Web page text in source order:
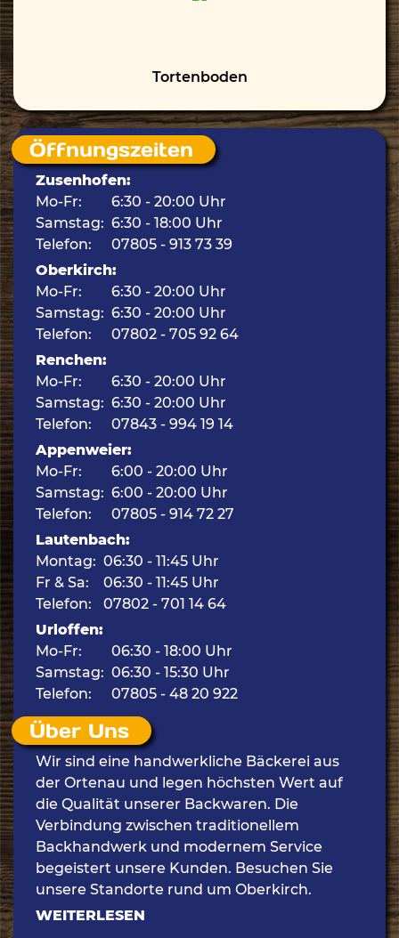
Tortenboden
Öffnungszeiten
Zusenhofen:
Mo-Fr:
Samstag:
Telefon:
6:30 - 20:00 Uhr
6:30 - 18:00 Uhr
07805 - 913 73 39
Oberkirch:
Mo-Fr:
Samstag:
Telefon:
6:30 - 20:00 Uhr
6:30 - 20:00 Uhr
07802 - 705 92 64
Renchen:
Mo-Fr:
Samstag:
Telefon:
6:30 - 20:00 Uhr
6:30 - 20:00 Uhr
07843 - 994 19 14
Appenweier:
Mo-Fr:
Samstag:
Telefon:
6:00 - 20:00 Uhr
6:00 - 20:00 Uhr
07805 - 914 72 27
Lautenbach:
Montag:
Fr & Sa:
Telefon:
06:30 - 11:45 Uhr
06:30 - 11:45 Uhr
07802 - 701 14 64
Urloffen:
Mo-Fr:
Samstag:
Telefon:
06:30 - 18:00 Uhr
06:30 - 15:30 Uhr
07805 - 48 20 922
Über Uns
Wir sind eine handwerkliche Bäckerei aus
der Ortenau und legen höchsten Wert auf
die Qualität unserer Backwaren. Die
Verbindung zwischen traditionellem
Backhandwerk und modernem Service
begeistert unsere Kunden. Besuchen Sie
unsere Standorte rund um Oberkirch.
WEITERLESEN